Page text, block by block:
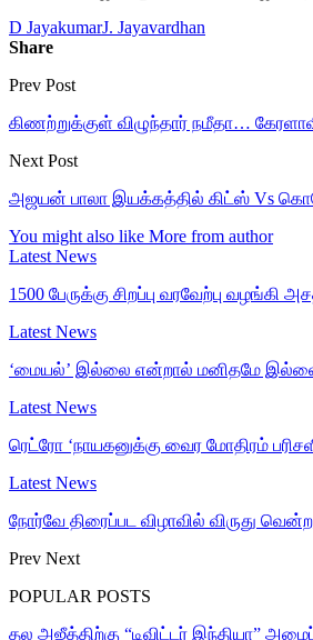
D JayakumarJ. Jayavardhan
Share
Prev Post
கிணற்றுக்குள் விழுந்தார் நமீதா…
Next Post
அஜயன் பாலா இயக்கத்தில் கிட்ஸ் Vs
You might also like More from author
Latest News
1500 பேருக்கு சிறப்பு வரவேற்பு வழங்கி
Latest News
‘மையல்’ இல்லை என்றால் மனிதமே
Latest News
ரெட்ரோ ‘நாயகனுக்கு வைர மோதிரம்
Latest News
நோர்வே திரைப்பட விழாவில் விருது
Prev Next
POPULAR POSTS
தல அஜீத்திற்கு “டிவிட்டர் இந்தியா”